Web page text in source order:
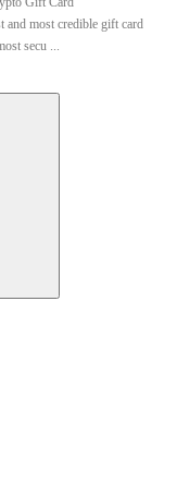
and most credible gift card
secu ...